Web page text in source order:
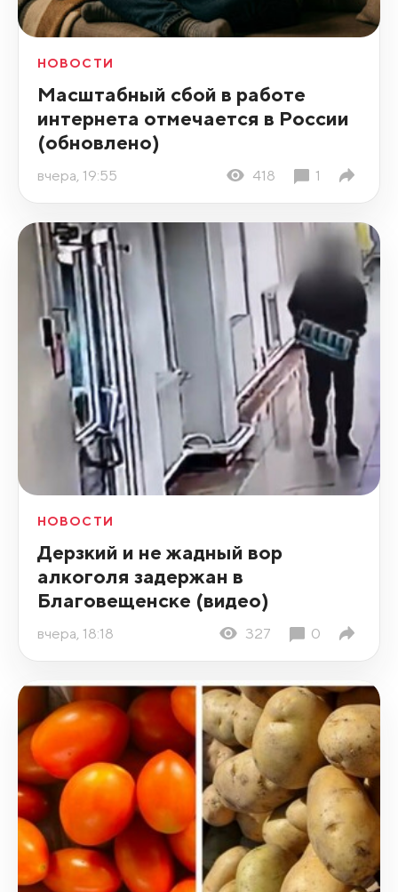
НОВОСТИ
Масштабный сбой в работе
интернета отмечается в России
(обновлено)
вчера, 19:55 418 1
НОВОСТИ
Дерзкий и не жадный вор
алкоголя задержан в
Благовещенске (видео)
вчера, 18:18 327 0